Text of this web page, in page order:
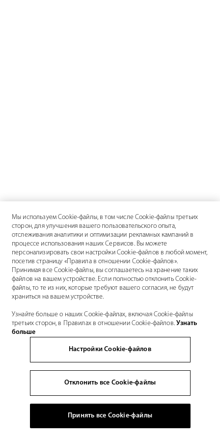
Мы используем Cookie-файлы, в том числе Cookie-файлы третьих
сторон, для улучшения вашего пользовательского опыта,
отслеживания аналитики и оптимизации рекламных кампаний в
процессе использования наших Сервисов. Вы можете
персонализировать свои настройки Cookie-файлов в любой момент,
посетив страницу «Правила в отношении Cookie-файлов».
Принимая все Cookie-файлы, вы соглашаетесь на хранение таких
файлов на вашем устройстве. Если полностью отклонить Cookie-
файлы, то те из них, которые требуют вашего согласия, не будут
храниться на вашем устройстве.
Узнайте больше о наших Cookie-файлах, включая Cookie-файлы
третьих сторон, в Правилах в отношении Cookie-файлов.Узнать
больше
Настройки Cookie-файлов
Отклонить все Cookie-файлы
Принять все Cookie-файлы